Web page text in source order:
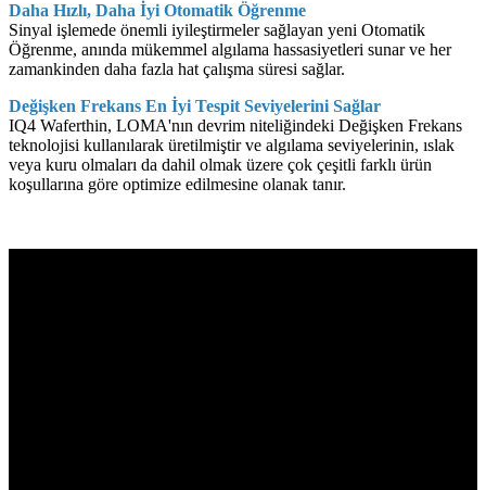
Daha Hızlı, Daha İyi Otomatik Öğrenme
Sinyal işlemede önemli iyileştirmeler sağlayan yeni Otomatik
Öğrenme, anında mükemmel algılama hassasiyetleri sunar ve her
zamankinden daha fazla hat çalışma süresi sağlar.
Değişken Frekans En İyi Tespit Seviyelerini Sağlar
IQ4 Waferthin, LOMA'nın devrim niteliğindeki Değişken Frekans
teknolojisi kullanılarak üretilmiştir ve algılama seviyelerinin, ıslak
veya kuru olmaları da dahil olmak üzere çok çeşitli farklı ürün
koşullarına göre optimize edilmesine olanak tanır.